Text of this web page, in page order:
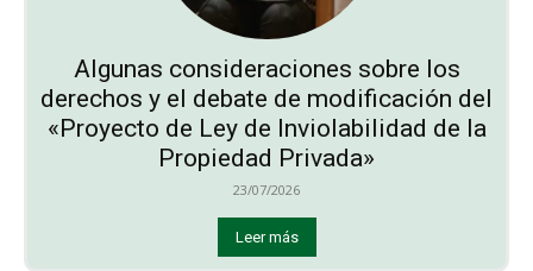
Algunas consideraciones sobre los
derechos y el debate de modificación del
«Proyecto de Ley de Inviolabilidad de la
Propiedad Privada»
23/07/2026
Leer más